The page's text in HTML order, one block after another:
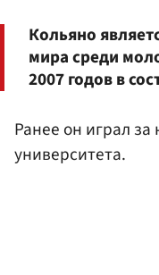
Кольяно
мира среди
2007 годов в
Ранее он играл
университета.